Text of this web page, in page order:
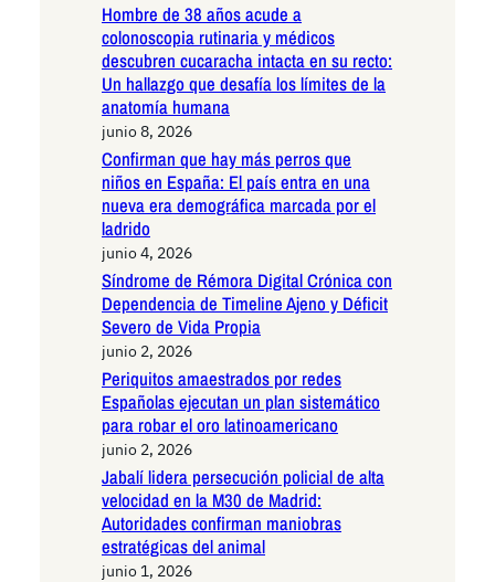
Hombre de 38 años acude a
colonoscopia rutinaria y médicos
descubren cucaracha intacta en su recto:
Un hallazgo que desafía los límites de la
anatomía humana
junio 8, 2026
Confirman que hay más perros que
niños en España: El país entra en una
nueva era demográfica marcada por el
ladrido
junio 4, 2026
Síndrome de Rémora Digital Crónica con
Dependencia de Timeline Ajeno y Déficit
Severo de Vida Propia
junio 2, 2026
Periquitos amaestrados por redes
Españolas ejecutan un plan sistemático
para robar el oro latinoamericano
junio 2, 2026
Jabalí lidera persecución policial de alta
velocidad en la M30 de Madrid:
Autoridades confirman maniobras
estratégicas del animal
junio 1, 2026